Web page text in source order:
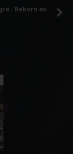
: Reborn en